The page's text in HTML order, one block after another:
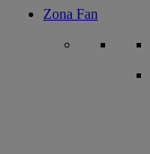
Zona Fan